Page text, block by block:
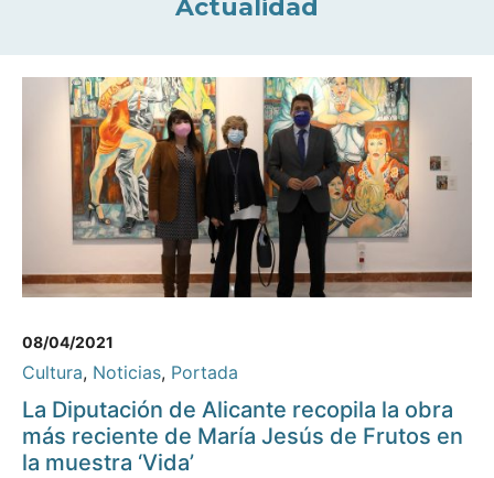
Actualidad
08/04/2021
Cultura, Noticias, Portada
La Diputación de Alicante recopila la obra
más reciente de María Jesús de Frutos en
la muestra ‘Vida’